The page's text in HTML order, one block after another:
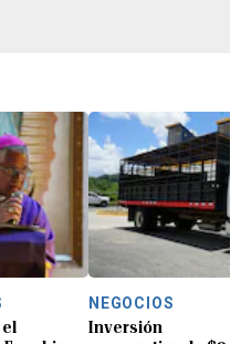
el
NEGOCIOS
Inversión